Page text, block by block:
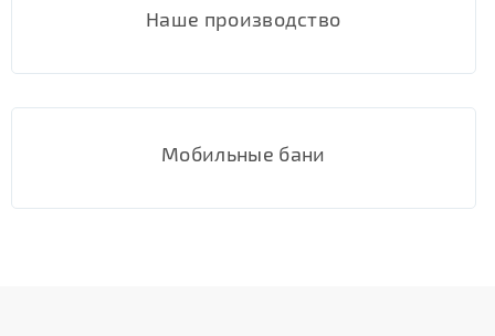
Наше производство
Мобильные бани